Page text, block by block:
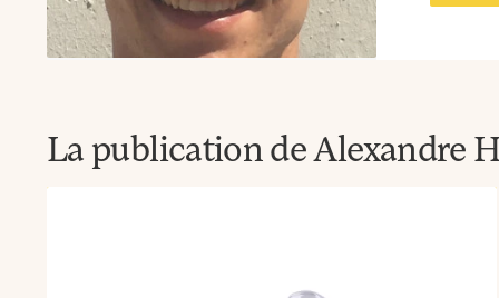
La publication de Alexandre